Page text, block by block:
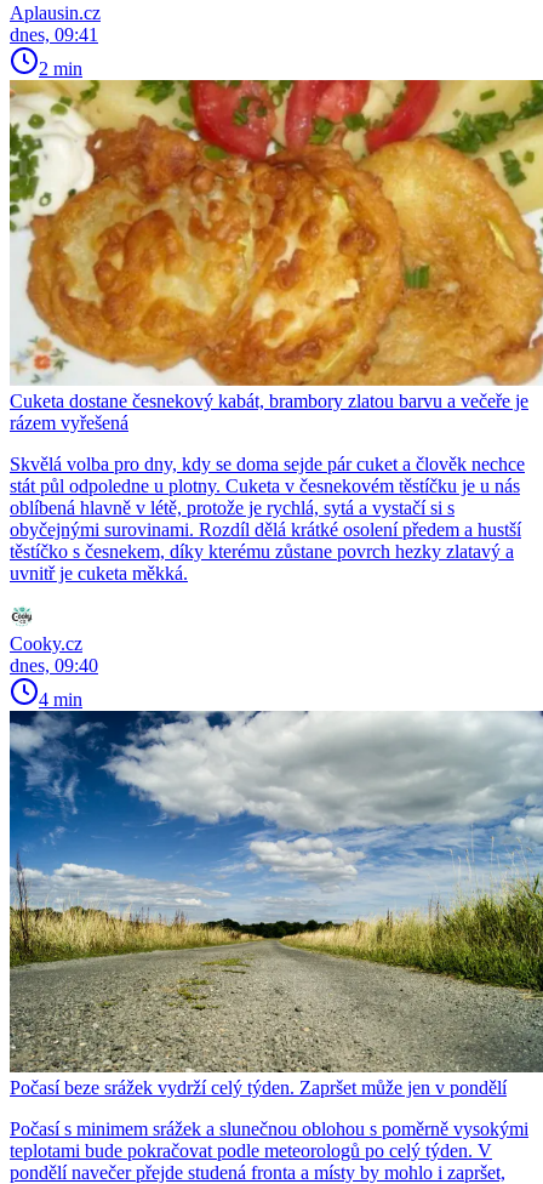
Aplausin.cz
dnes, 09:41
2 min
Cuketa dostane česnekový kabát, brambory zlatou barvu a večeře je
rázem vyřešená
Skvělá volba pro dny, kdy se doma sejde pár cuket a člověk nechce
stát půl odpoledne u plotny. Cuketa v česnekovém těstíčku je u nás
oblíbená hlavně v létě, protože je rychlá, sytá a vystačí si s
obyčejnými surovinami. Rozdíl dělá krátké osolení předem a hustší
těstíčko s česnekem, díky kterému zůstane povrch hezky zlatavý a
uvnitř je cuketa měkká.
Cooky.cz
dnes, 09:40
4 min
Počasí beze srážek vydrží celý týden. Zapršet může jen v pondělí
Počasí s minimem srážek a slunečnou oblohou s poměrně vysokými
teplotami bude pokračovat podle meteorologů po celý týden. V
pondělí navečer přejde studená fronta a místy by mohlo i zapršet,